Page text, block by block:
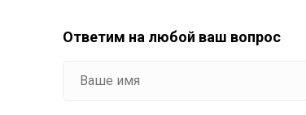
Ответим на любой ваш вопрос